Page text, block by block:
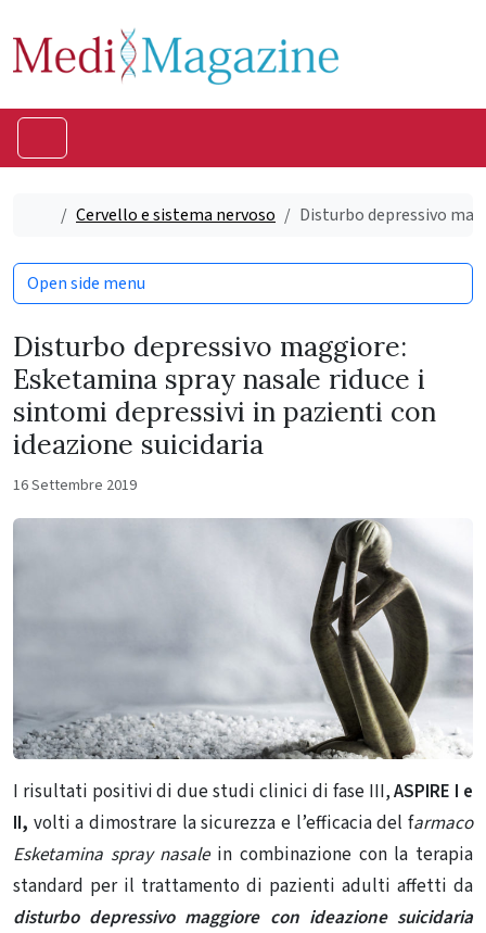
Home
Cervello e sistema nervoso Disturbo depressivo
Disturbo depressivo maggiore:
Esketamina spray nasale riduce i
sintomi depressivi in pazienti con
ideazione suicidaria
16 Settembre 2019
I risultati positivi di due studi clinici di fase III,ASPIRE I e
II, volti a dimostrare la sicurezza e l’efficacia del farmaco
Esketamina spray nasalein combinazione con la terapia
standard per il trattamento di pazienti adulti affetti da
disturbo depressivo maggiore con ideazione suicidaria
Open side menu